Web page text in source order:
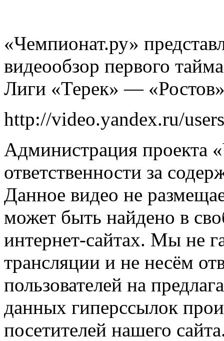
«Чемпионат.ру»
видеообзор первого
Лиги «Терек» —
http://video.yandex.ru/
Администрация проекта
ответственности за
Данное видео не
может быть найдено в
интернет-сайтах. Мы не
трансляции и не несём
пользователей на
данных гиперссылок
посетителей нашего